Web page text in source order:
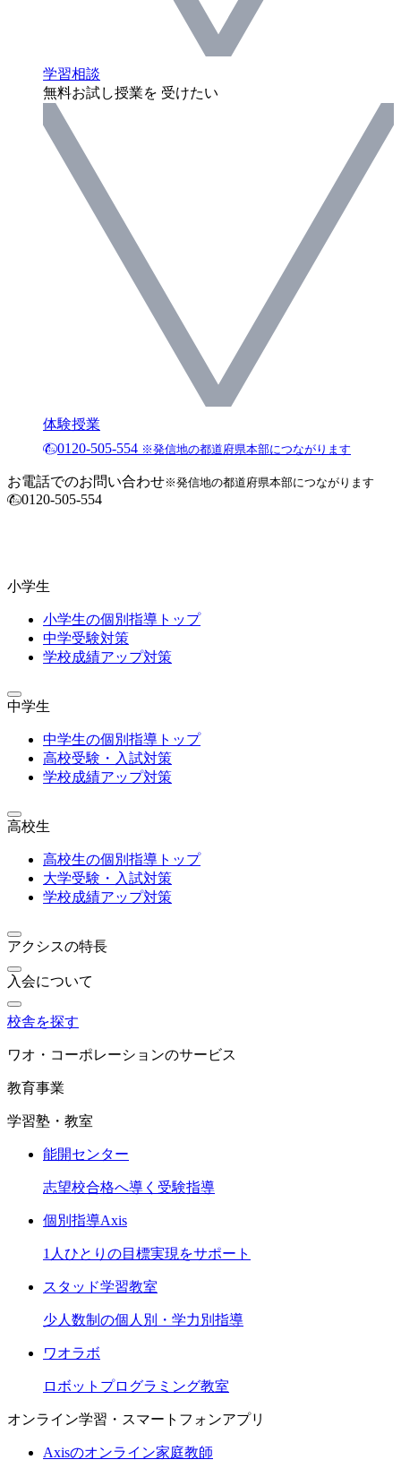
学習相談
無料お試し授業を 受けたい
体験授業
0120-505-554 ※発信地の都道府県本部につながります
お電話でのお問い合わせ※発信地の都道府県本部につながります
0120-505-554
小学生
小学生の個別指導トップ
中学受験対策
学校成績アップ対策
中学生
中学生の個別指導トップ
高校受験・入試対策
学校成績アップ対策
高校生
高校生の個別指導トップ
大学受験・入試対策
学校成績アップ対策
アクシスの特長
入会について
校舎を探す
ワオ・コーポレーションのサービス
教育事業
学習塾・教室
能開センター
志望校合格へ導く受験指導
個別指導Axis
1人ひとりの目標実現をサポート
スタッド学習教室
少人数制の個人別・学力別指導
ワオラボ
ロボットプログラミング教室
オンライン学習・スマートフォンアプリ
Axisのオンライン家庭教師